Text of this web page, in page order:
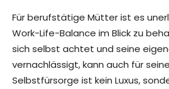
Für berufstätige Mütter ist es
Work-Life-Balance im Blick zu
sich selbst achtet und seine
vernachlässigt, kann auch für
Selbstfürsorge ist kein Luxus,